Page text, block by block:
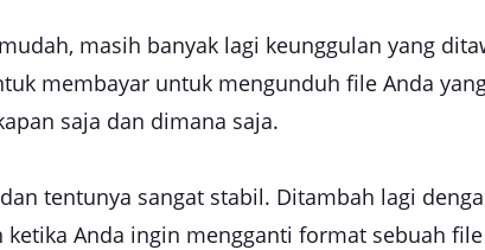
masih banyak lagi keunggulan yang
membayar untuk mengunduh file Anda
saja dan dimana saja.
tentunya sangat stabil. Ditambah lagi
Anda ingin mengganti format sebuah